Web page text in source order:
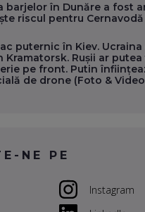
(AROBS): CUM
- ȘI CE SĂ DAI ÎNAPOI
GRAUR, FOMO: SPEAKERUL PE
TECHSOUP: O TREIME DINTRE
FEȚELE ACOPERITE. CUM ÎNVĂȚĂM
barjelor în Dunăre a fost
riscul pentru Cernavodă
puternic în Kiev.
Kramatorsk. Rușii ar
pe front. Putin
de drone (Foto &
NE PE
Instagram